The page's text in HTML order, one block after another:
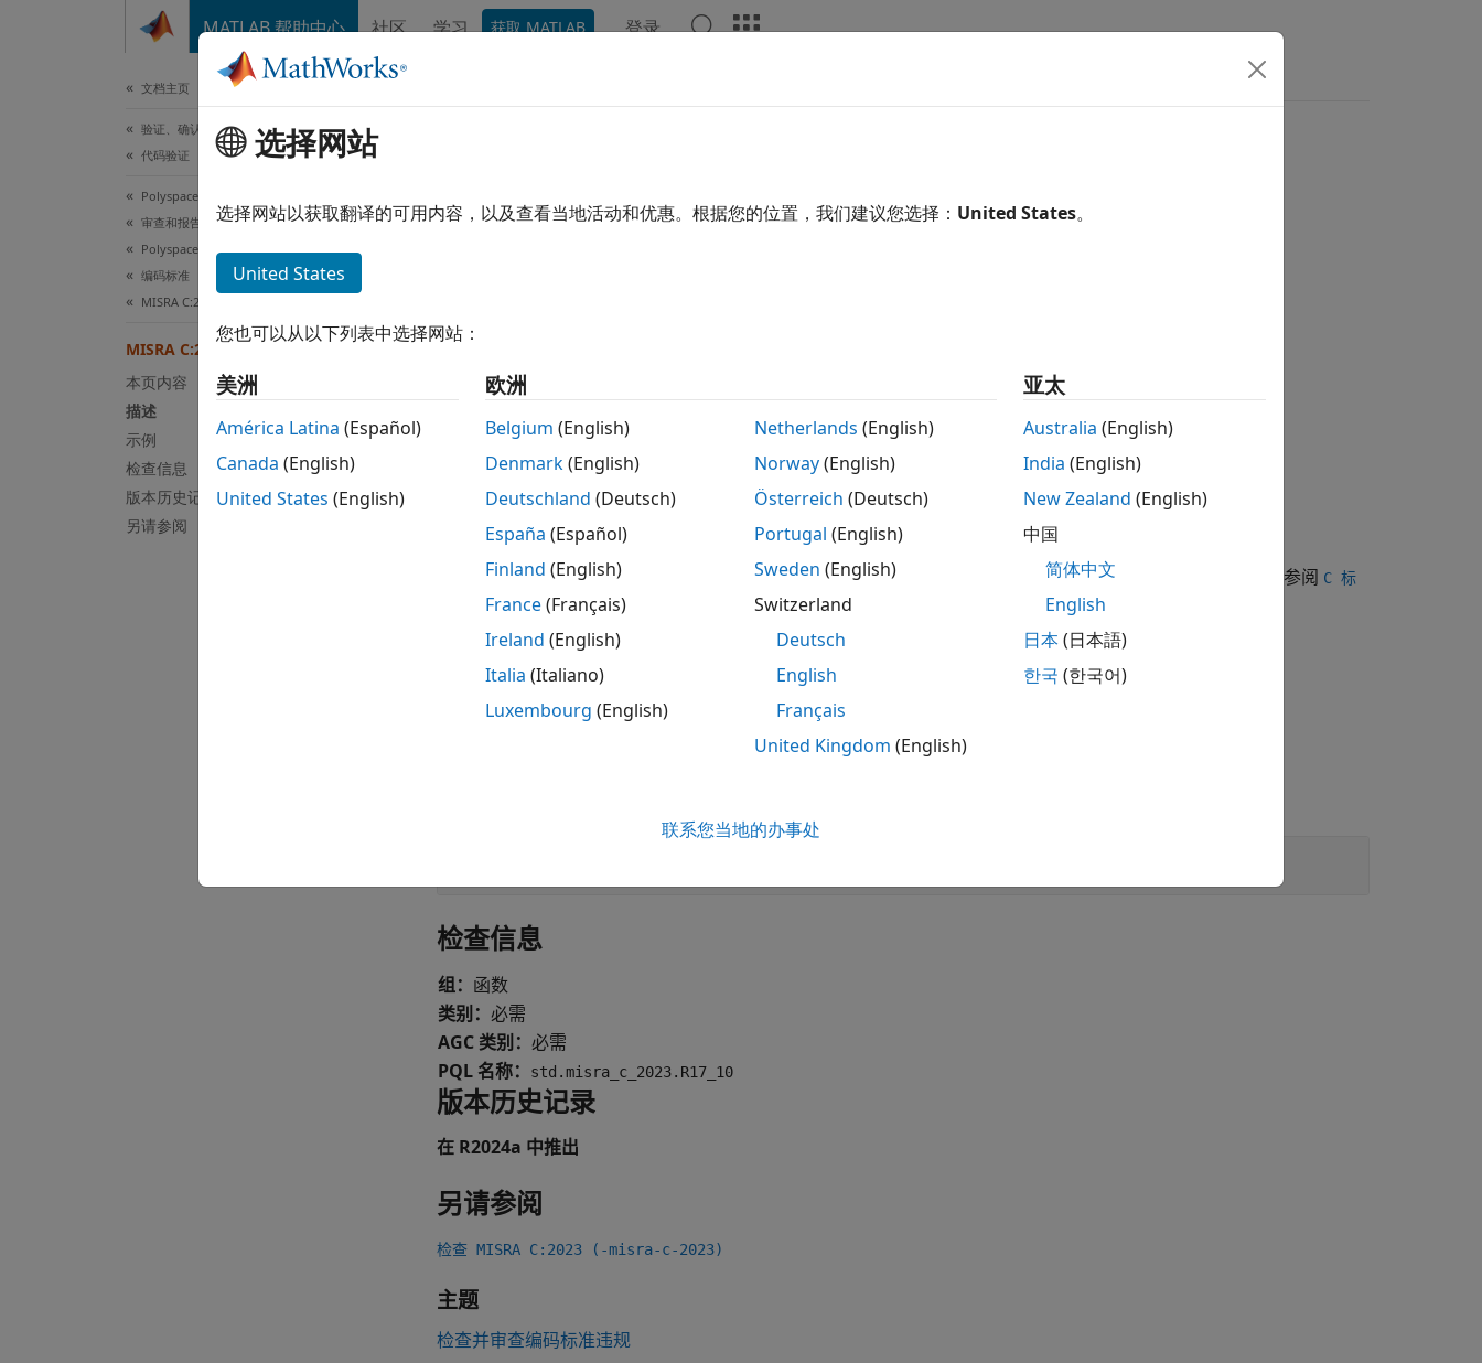
MATLAB 帮助中心 社区 学习 获取 MATLAB 登录
文档主页
验证、确认和测试
代码验证
Polyspace Bug Finder
审查和报告结果
Polyspace Bug Finder 结果
编码标准
MISRA C:2023 指令和规则
MISRA C:2023 Rule 17.10
本页内容
描述
示例
检查信息
版本历史记录
另请参阅
A function declared with a_Noreturnfunction specifier shall have void return type
A function declared with a
理由
_Noreturn 设定符声明的函数不应返回给其调用方，因此其返回类型不得为除void以外的其他类型。
如果使用 _Noreturn 设定符声明的函数具有除 void 之外的返回类型，规则检查项会报告违规。
只有为 Bug Finder 分析指定了 C11 或更高版本的 C 标准版本时，才会报告违反了此规则。有关详细信息，请参阅 C 标
准版本 (-c-version)。
故障排除
检查信息
组： 函数
类别： 必需
AGC 类别： 必需
PQL 名称：
std.misra_c_2023.R17_10
版本历史记录
在 R2024a 中推出
另请参阅
检查 MISRA C:2023 (-misra-c-2023)
主题
检查并审查编码标准违规
选择网站
选择网站以获取翻译的可用内容，以及查看当地活动和优惠。根据您的位置，我们建议您选择： United States。
United States
您也可以从以下列表中选择网站：
美洲
América Latina (Español)
Canada (English)
United States (English)
欧洲
Belgium (English)
Denmark(English)
Deutschland (Deutsch)
España (Español)
Finland (English)
France(Français)
Ireland (English)
Italia (Italiano)
Luxembourg (English)
Netherlands (English)
Norway(English)
Österreich (Deutsch)
Portugal (English)
Sweden (English)
Switzerland
Deutsch
English
Français
United Kingdom (English)
亚太
Australia (English)
India (English)
New Zealand (English)
中国
简体中文
English
日本(日本語)
한국 (한국어)
联系您当地的办事处